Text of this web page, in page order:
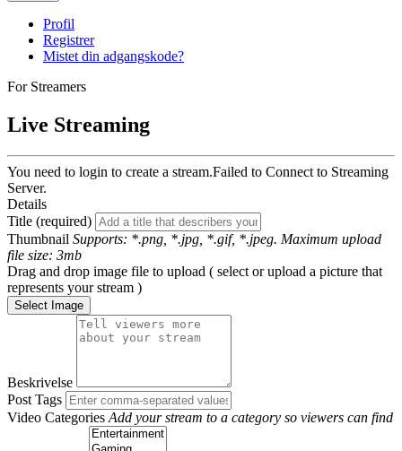
Profil
Registrer
Mistet din adgangskode?
For Streamers
Live Streaming
You need to login to create a stream.Failed to Connect to Streaming
Server.
Details
Title (required)
Thumbnail Supports: *.png, *.jpg, *.gif, *.jpeg. Maximum upload
file size: 3mb
Drag and drop image file to upload ( select or upload a picture that
represents your stream )
Select Image
Beskrivelse
Post Tags
Video Categories Add your stream to a category so viewers can find